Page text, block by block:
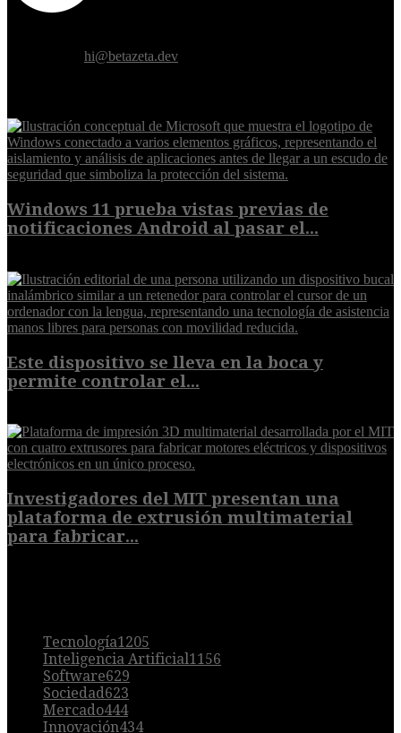
hi@betazeta.dev
Windows 11 prueba vistas previas de
notificaciones Android al pasar el...
Este dispositivo se lleva en la boca y
permite controlar el...
Investigadores del MIT presentan una
plataforma de extrusión multimaterial
para fabricar...
Tecnología1205
Inteligencia Artificial1156
Software629
Sociedad623
Mercado444
Innovación434